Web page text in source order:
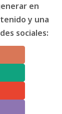
en
y una
sociales: